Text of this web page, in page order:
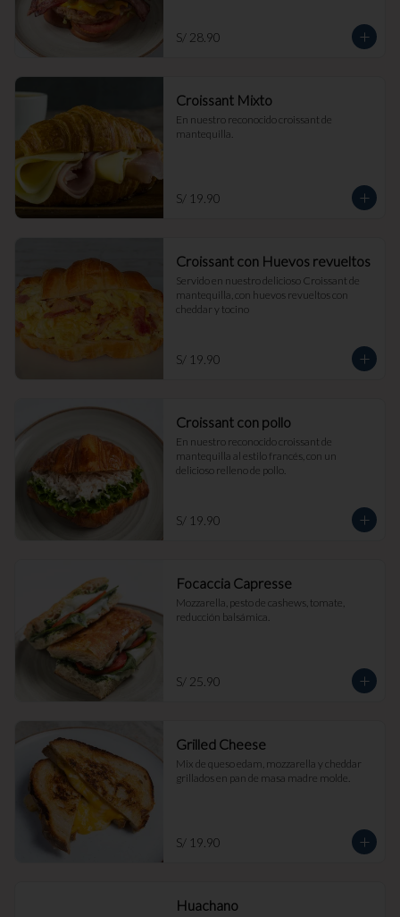
S/ 28.90
Croissant Mixto
En nuestro reconocido croissant de
mantequilla.
S/ 19.90
Croissant con Huevos revueltos
Servido en nuestro delicioso Croissant de
mantequilla, con huevos revueltos con
cheddar y tocino
S/ 19.90
Croissant con pollo
En nuestro reconocido croissant de
mantequilla al estilo francés, con un
delicioso relleno de pollo.
S/ 19.90
Focaccia Capresse
Mozzarella, pesto de cashews, tomate,
reducción balsámica.
S/ 25.90
Grilled Cheese
Mix de queso edam, mozzarella y cheddar
grillados en pan de masa madre molde.
S/ 19.90
Huachano